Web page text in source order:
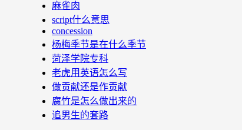
麻雀肉
script什么意思
concession
杨梅季节是在什么季节
菏泽学院专科
老虎用英语怎么写
做贡献还是作贡献
腐竹是怎么做出来的
追男生的套路